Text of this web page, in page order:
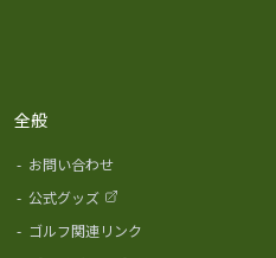
全般
- お問い合わせ
- 公式グッズ
- ゴルフ関連リンク